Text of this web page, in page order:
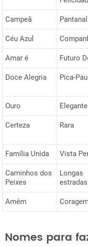
Campeã Pantanal
Céu Azul
Amar é Futuro
Doce Alegria Pica-Pau
Ouro Elegante
Certeza Rara
Família Unida Vista
Caminhos dos
Peixes
Longas
estradas
Amém Coragem
Nomes para